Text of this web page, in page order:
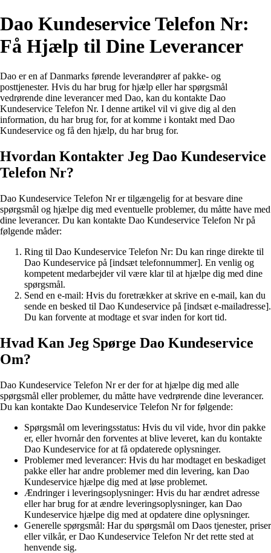
Dao Kundeservice Telefon Nr:
Få Hjælp til Dine Leverancer
Dao er en af Danmarks førende leverandører af pakke- og
posttjenester. Hvis du har brug for hjælp eller har spørgsmål
vedrørende dine leverancer med Dao, kan du kontakte Dao
Kundeservice Telefon Nr. I denne artikel vil vi give dig al den
information, du har brug for, for at komme i kontakt med Dao
Kundeservice og få den hjælp, du har brug for.
Hvordan Kontakter Jeg Dao Kundeservice
Telefon Nr?
Dao Kundeservice Telefon Nr er tilgængelig for at besvare dine
spørgsmål og hjælpe dig med eventuelle problemer, du måtte have med
dine leverancer. Du kan kontakte Dao Kundeservice Telefon Nr på
følgende måder:
Ring til Dao Kundeservice Telefon Nr: Du kan ringe direkte til
Dao Kundeservice på [indsæt telefonnummer]. En venlig og
kompetent medarbejder vil være klar til at hjælpe dig med dine
spørgsmål.
Send en e-mail: Hvis du foretrækker at skrive en e-mail, kan du
sende en besked til Dao Kundeservice på [indsæt e-mailadresse].
Du kan forvente at modtage et svar inden for kort tid.
Hvad Kan Jeg Spørge Dao Kundeservice
Om?
Dao Kundeservice Telefon Nr er der for at hjælpe dig med alle
spørgsmål eller problemer, du måtte have vedrørende dine leverancer.
Du kan kontakte Dao Kundeservice Telefon Nr for følgende:
Spørgsmål om leveringsstatus: Hvis du vil vide, hvor din pakke
er, eller hvornår den forventes at blive leveret, kan du kontakte
Dao Kundeservice for at få opdaterede oplysninger.
Problemer med leverancer: Hvis du har modtaget en beskadiget
pakke eller har andre problemer med din levering, kan Dao
Kundeservice hjælpe dig med at løse problemet.
Ændringer i leveringsoplysninger: Hvis du har ændret adresse
eller har brug for at ændre leveringsoplysninger, kan Dao
Kundeservice hjælpe dig med at opdatere dine oplysninger.
Generelle spørgsmål: Har du spørgsmål om Daos tjenester, priser
eller vilkår, er Dao Kundeservice Telefon Nr det rette sted at
henvende sig.